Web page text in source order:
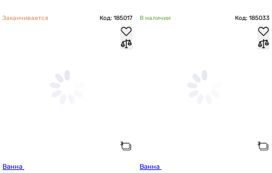
Заканчивается Код: 185017 В наличии Код: 185033